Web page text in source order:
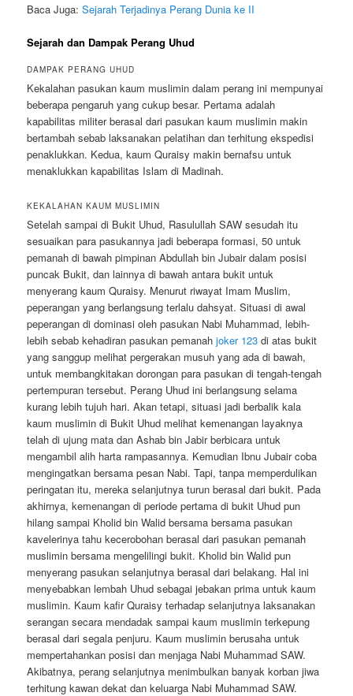
Baca Juga:Sejarah Terjadinya Perang Dunia ke II
Sejarah dan Dampak Perang Uhud
DAMPAK PERANG UHUD
Kekalahan pasukan kaum muslimin dalam perang ini mempunyai
beberapa pengaruh yang cukup besar. Pertama adalah
kapabilitas militer berasal dari pasukan kaum muslimin makin
bertambah sebab laksanakan pelatihan dan terhitung ekspedisi
penaklukkan. Kedua, kaum Quraisy makin bernafsu untuk
menaklukkan kapabilitas Islam di Madinah.
KEKALAHAN KAUM MUSLIMIN
Setelah sampai di Bukit Uhud, Rasulullah SAW sesudah itu
sesuaikan para pasukannya jadi beberapa formasi, 50 untuk
pemanah di bawah pimpinan Abdullah bin Jubair dalam posisi
puncak Bukit, dan lainnya di bawah antara bukit untuk
menyerang kaum Quraisy. Menurut riwayat Imam Muslim,
peperangan yang berlangsung terlalu dahsyat. Situasi di awal
peperangan di dominasi oleh pasukan Nabi Muhammad, lebih-
lebih sebab kehadiran pasukan pemanahjoker 123 di atas bukit
yang sanggup melihat pergerakan musuh yang ada di bawah,
untuk membangkitakan dorongan para pasukan di tengah-tengah
pertempuran tersebut. Perang Uhud ini berlangsung selama
kurang lebih tujuh hari. Akan tetapi, situasi jadi berbalik kala
kaum muslimin di Bukit Uhud melihat kemenangan layaknya
telah di ujung mata dan Ashab bin Jabir berbicara untuk
mengambil alih harta rampasannya. Kemudian Ibnu Jubair coba
mengingatkan bersama pesan Nabi. Tapi, tanpa memperdulikan
peringatan itu, mereka selanjutnya turun berasal dari bukit. Pada
akhirnya, kemenangan di periode pertama di bukit Uhud pun
hilang sampai Kholid bin Walid bersama bersama pasukan
kavelerinya tahu kecerobohan berasal dari pasukan pemanah
muslimin bersama mengelilingi bukit. Kholid bin Walid pun
menyerang pasukan selanjutnya berasal dari belakang. Hal ini
menyebabkan lembah Uhud sebagai jebakan prima untuk kaum
muslimin. Kaum kafir Quraisy terhadap selanjutnya laksanakan
serangan secara mendadak sampai kaum muslimin terkepung
berasal dari segala penjuru. Kaum muslimin berusaha untuk
mempertahankan posisi dan menjaga Nabi Muhammad SAW.
Akibatnya, perang selanjutnya menimbulkan banyak korban jiwa
terhitung kawan dekat dan keluarga Nabi Muhammad SAW.